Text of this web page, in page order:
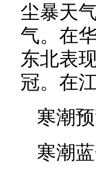
尘暴天
气。在
东北表
冠。在
寒潮
寒潮